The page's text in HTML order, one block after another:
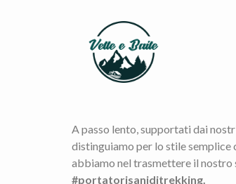
A passo lento, supportati dai
distinguiamo per lo stile semplice
abbiamo nel trasmettere il nostro
#portatorisaniditrekking.